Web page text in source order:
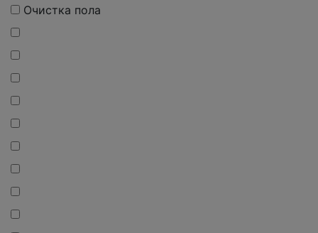
Очистка пола